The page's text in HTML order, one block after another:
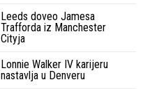
Leeds doveo Jamesa
Trafforda iz Manchester
Cityja
Lonnie Walker IV karijeru
nastavlja u Denveru